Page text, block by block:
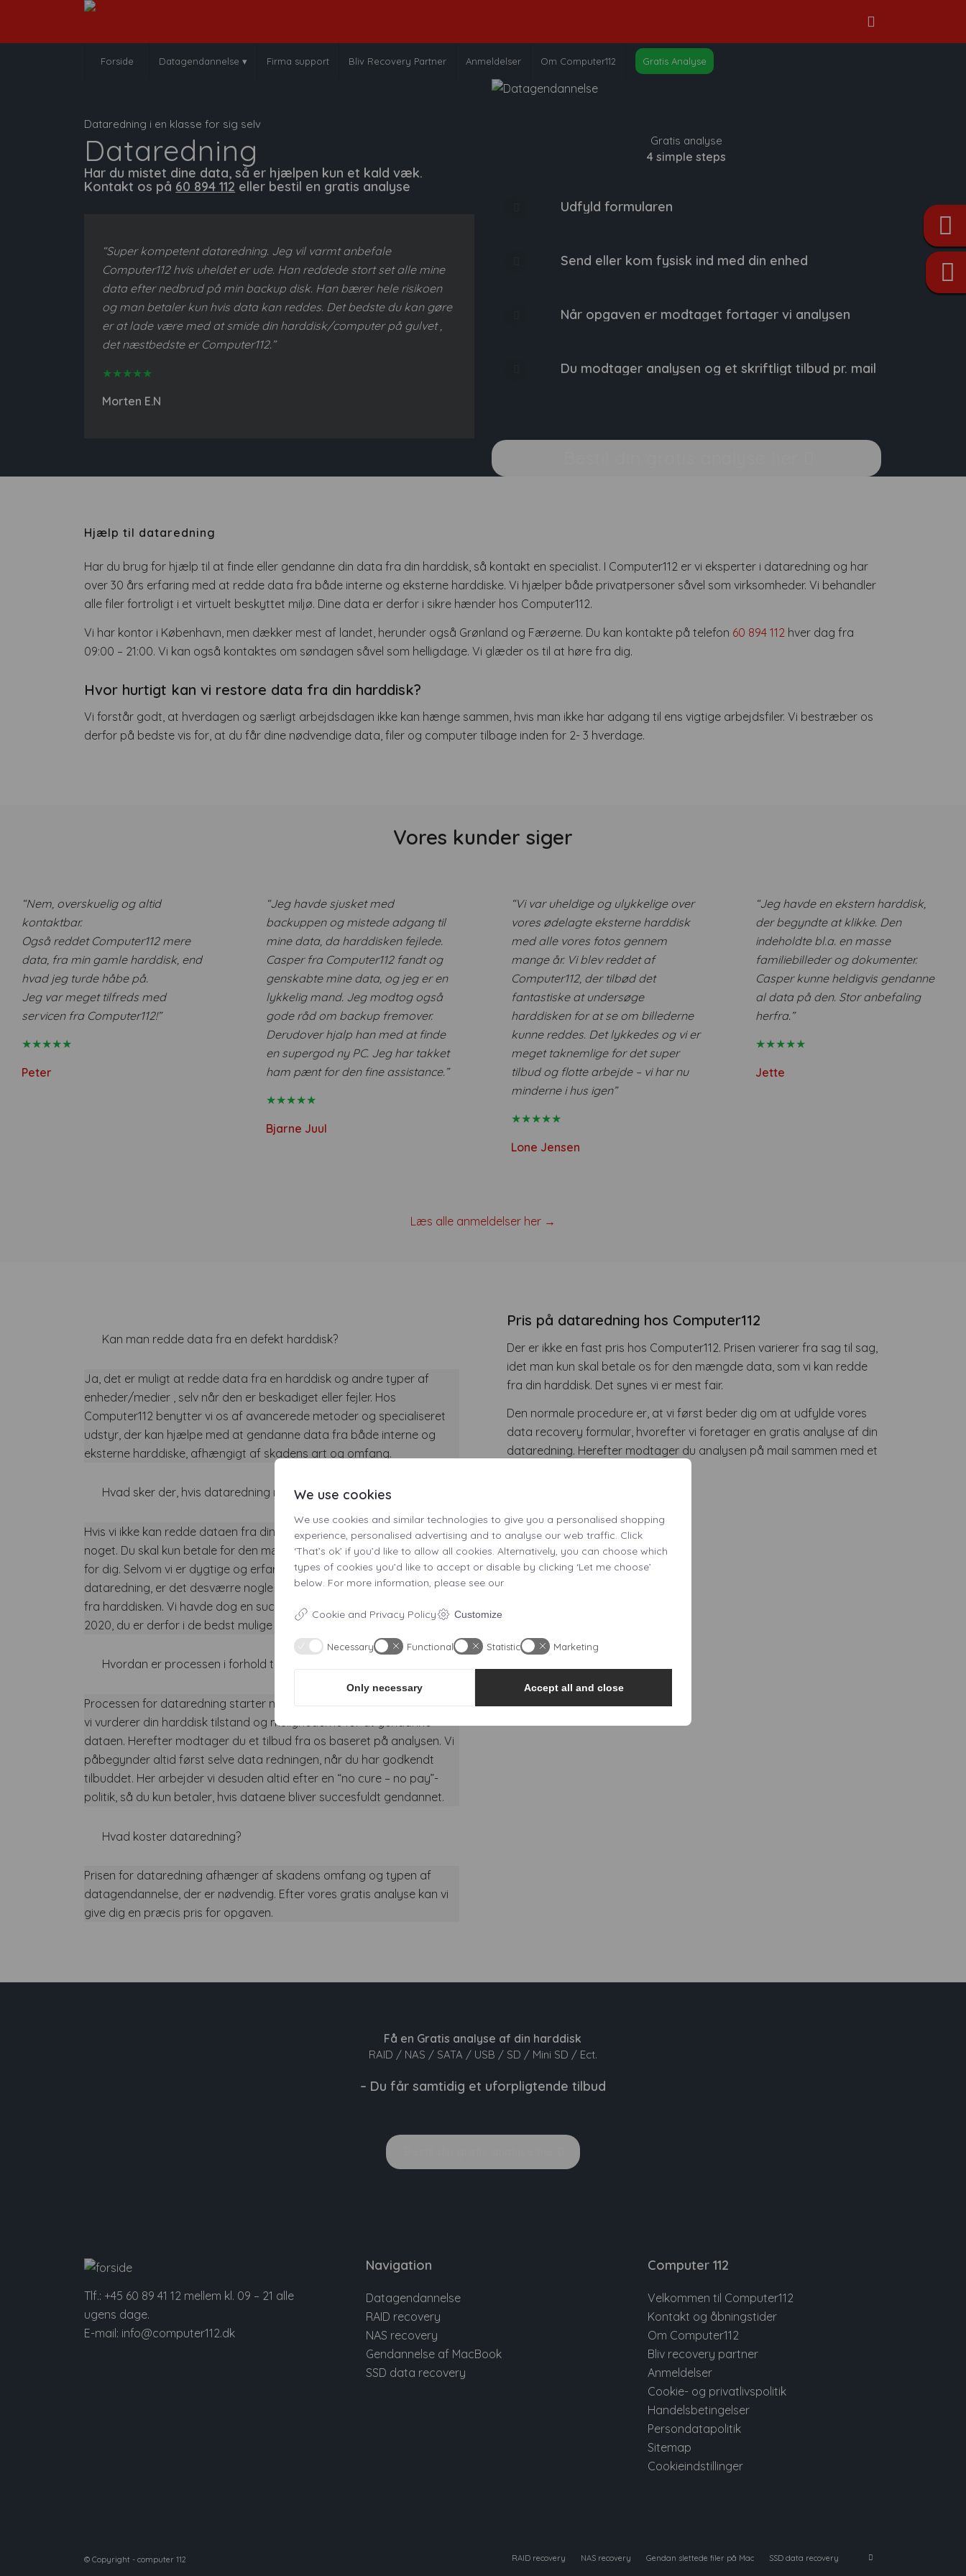
Forside Datagendannelse ▾ Firma support Bliv Recovery Partner Anmeldelser Om Computer112 Gratis Analyse
Dataredning i en klasse for sig selv
Dataredning
Har du mistet dine data, så er hjælpen kun et kald væk.
Kontakt os på 60 894 112 eller bestil en gratis analyse
“Super kompetent dataredning. Jeg vil varmt anbefale
Computer112 hvis uheldet er ude. Han reddede stort set alle mine
data efter nedbrud på min backup disk. Han bærer hele risikoen
og man betaler kun hvis data kan reddes. Det bedste du kan gøre
er at lade være med at smide din harddisk/computer på gulvet ,
det næstbedste er Computer112.”
★★★★★
Morten E.N
Gratis analyse
4 simple steps
Udfyld formularen
Send eller kom fysisk ind med din enhed
Når opgaven er modtaget fortager vi analysen
Du modtager analysen og et skriftligt tilbud pr. mail
Hjælp til dataredning
Har du brug for hjælp til at finde eller gendanne din data fra din harddisk, så kontakt en specialist. I Computer112 er vi eksperter i dataredning og har
over 30 års erfaring med at redde data fra både interne og eksterne harddiske. Vi hjælper både privatpersoner såvel som virksomheder. Vi behandler
alle filer fortroligt i et virtuelt beskyttet miljø. Dine data er derfor i sikre hænder hos Computer112.
Vi har kontor i København, men dækker mest af landet, herunder også Grønland og Færøerne. Du kan kontakte på telefon 60 894 112 hver dag fra
09:00 – 21:00. Vi kan også kontaktes om søndagen såvel som helligdage. Vi glæder os til at høre fra dig.
Hvor hurtigt kan vi restore data fra din harddisk?
Vi forstår godt, at hverdagen og særligt arbejdsdagen ikke kan hænge sammen, hvis man ikke har adgang til ens vigtige arbejdsfiler. Vi bestræber os
derfor på bedste vis for, at du får dine nødvendige data, filer og computer tilbage inden for 2- 3 hverdage.
Vores kunder siger
“Nem, overskuelig og altid
kontaktbar.
Også reddet Computer112 mere
data, fra min gamle harddisk, end
hvad jeg turde håbe på.
Jeg var meget tilfreds med
servicen fra Computer112!”
★★★★★
Peter
“Jeg havde sjusket med
backuppen og mistede adgang til
mine data, da harddisken fejlede.
Casper fra Computer112 fandt og
genskabte mine data, og jeg er en
lykkelig mand. Jeg modtog også
gode råd om backup fremover.
Derudover hjalp han med at finde
en supergod ny PC. Jeg har takket
ham pænt for den fine assistance.”
★★★★★
Bjarne Juul
“Vi var uheldige og ulykkelige over
vores ødelagte eksterne harddisk
med alle vores fotos gennem
mange år. Vi blev reddet af
Computer112, der tilbød det
fantastiske at undersøge
harddisken for at se om billederne
kunne reddes. Det lykkedes og vi er
meget taknemlige for det super
tilbud og flotte arbejde – vi har nu
minderne i hus igen”
★★★★★
Lone Jensen
“Jeg havde en ekstern harddisk,
der begyndte at klikke. Den
indeholdte bl.a. en masse
familiebilleder og dokumenter.
Casper kunne heldigvis gendanne
al data på den. Stor anbefaling
herfra.”
★★★★★
Jette
Læs alle anmeldelser her →
Kan man redde data fra en defekt harddisk?
Ja, det er muligt at redde data fra en harddisk og andre typer af
enheder/medier , selv når den er beskadiget eller fejler. Hos
Computer112 benytter vi os af avancerede metoder og specialiseret
udstyr, der kan hjælpe med at gendanne data fra både interne og
eksterne harddiske, afhængigt af skadens art og omfang.
Hvad sker der, hvis dataredning mislykkes?
Hvis vi ikke kan redde dataen fra din harddisk, skal du ikke betale
noget. Du skal kun betale for den mængde data, som vi kan genskabe
for dig. Selvom vi er dygtige og erfarne specialister inden for
dataredning, er det desværre nogle gange ikke muligt at redde noget
fra harddisken. Vi havde dog en succesrate på 99 % på alle opgaver i
2020, du er derfor i de bedst mulige hænder hos os.
Hvordan er processen i forhold til dataredning?
Processen for dataredning starter med en gratis analyse hos os, hvor
vi vurderer din harddisk tilstand og mulighederne for at gendanne
dataen. Herefter modtager du et tilbud fra os baseret på analysen. Vi
påbegynder altid først selve data redningen, når du har godkendt
tilbuddet. Her arbejder vi desuden altid efter en “no cure – no pay”-
politik, så du kun betaler, hvis dataene bliver succesfuldt gendannet.
Hvad koster dataredning?
Prisen for dataredning afhænger af skadens omfang og typen af
datagendannelse, der er nødvendig. Efter vores gratis analyse kan vi
give dig en præcis pris for opgaven.
Pris på dataredning hos Computer112
Der er ikke en fast pris hos Computer112. Prisen varierer fra sag til sag,
idet man kun skal betale os for den mængde data, som vi kan redde
fra din harddisk. Det synes vi er mest fair.
Den normale procedure er, at vi først beder dig om at udfylde vores
data recovery formular, hvorefter vi foretager en gratis analyse af din
dataredning. Herefter modtager du analysen på mail sammen med et
Få en Gratis analyse af din harddisk
RAID / NAS / SATA / USB / SD / Mini SD / Ect.
– Du får samtidig et uforpligtende tilbud
Tlf.: +45 60 89 41 12 mellem kl. 09 – 21 alle
ugens dage.
E-mail: info@computer112.dk
Navigation
Datagendannelse
RAID recovery
NAS recovery
Gendannelse af MacBook
SSD data recovery
Computer 112
Velkommen til Computer112
Kontakt og åbningstider
Om Computer112
Bliv recovery partner
Anmeldelser
Cookie- og privatlivspolitik
Handelsbetingelser
Persondatapolitik
Sitemap
Cookieindstillinger
© Copyright - computer 112 RAID recovery NAS recovery Gendan slettede filer på Mac SSD data recovery
We use cookies
We use cookies and similar technologies to give you a personalised shopping
experience, personalised advertising and to analyse our web traffic. Click
‘That’s ok’ if you’d like to allow all cookies. Alternatively, you can choose which
types of cookies you’d like to accept or disable by clicking ‘Let me choose’
below. For more information, please see our
Cookie and Privacy Policy Customize
Necessary Functional Statistic Marketing
Only necessary Accept all and close